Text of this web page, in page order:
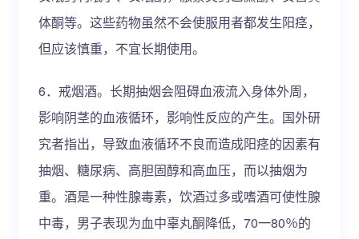
体酮等。这些药物虽然不会使服用者都发生阳痉，
但应该慎重，不宜长期使用。
6．戒烟酒。长期抽烟会阻碍血液流入身体外周，
影响阴茎的血液循环，影响性反应的产生。国外研
究者指出，导致血液循环不良而造成阳痉的因素有
抽烟、糖尿病、高胆固醇和高血压，而以抽烟为
重。酒是一种性腺毒素，饮酒过多或嗜酒可使性腺
中毒，男子表现为血中辜丸酮降低，70一80％的